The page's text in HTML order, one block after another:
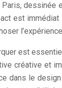
est
est
créative et
dans le